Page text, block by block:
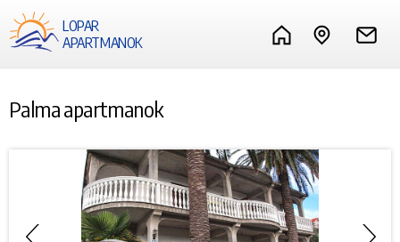
LOPAR
APARTMANOK
Palma apartmanok